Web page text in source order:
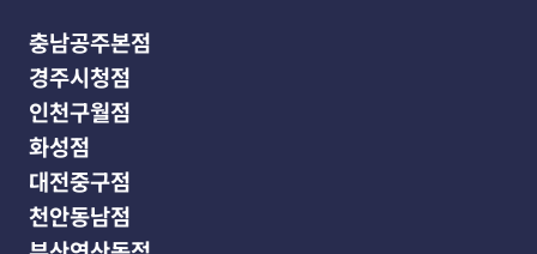
충남공주본점
경주시청점
인천구월점
화성점
대전중구점
천안동남점